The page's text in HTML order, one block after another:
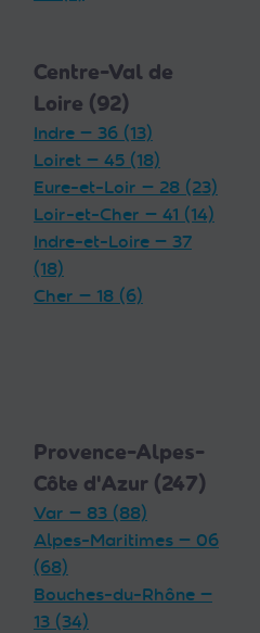
Centre-Val de
Loire (92)
Indre — 36 (13)
Loiret — 45 (18)
Eure-et-Loir — 28 (23)
Loir-et-Cher — 41 (14)
Indre-et-Loire — 37
(18)
Cher — 18 (6)
Provence-Alpes-
Côte d'Azur (247)
Var — 83 (88)
Alpes-Maritimes — 06
(68)
Bouches-du-Rhône —
13 (34)